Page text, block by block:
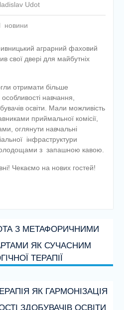
Udot
новини
аграрний фаховий
свої двері для майбутніх
отримати більше
навчання,
освіти. Мали можливість
приймальної комісії,
оглянути навчальні
інфраструктури
з запашною кавою.
Чекаємо на нових гостей!
З МЕТАФОРИЧНИМИ
ЯК СУЧАСНИМ
ТЕРАПІЇ
ЯК ГАРМОНІЗАЦІЯ
ЗДОБУВАЧІВ ОСВІТИ